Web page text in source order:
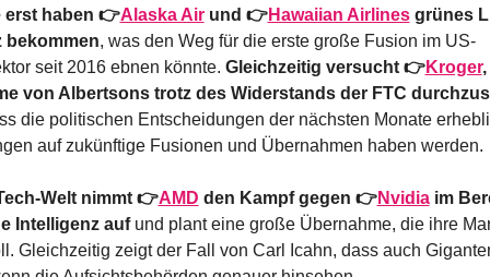
erst haben 👉Alaska Air und 👉Hawaiian Airlines grünes
bekommen, was den Weg für die erste große Fusion im US-
seit 2016 ebnen könnte. Gleichzeitig versucht 👉Kroger,
von Albertsons trotz des Widerstands der FTC
die politischen Entscheidungen der nächsten Monate
auf zukünftige Fusionen und Übernahmen haben werden.
Welt nimmt 👉AMD den Kampf gegen 👉Nvidia im
Intelligenz auf und plant eine große Übernahme, die ihre
Gleichzeitig zeigt der Fall von Carl Icahn, dass auch